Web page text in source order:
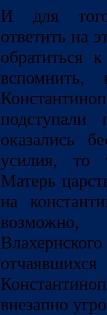
И для
ответить на
обратиться
оказались
усилия, то
Матерь
на
внезапно